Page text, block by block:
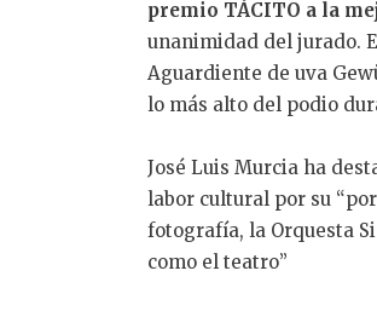
premio TÁCITO a la
unanimidad del jurado.
Aguardiente de uva
lo más alto del podio
José Luis Murcia ha
labor cultural por su
fotografía, la Orquesta
como el teatro”